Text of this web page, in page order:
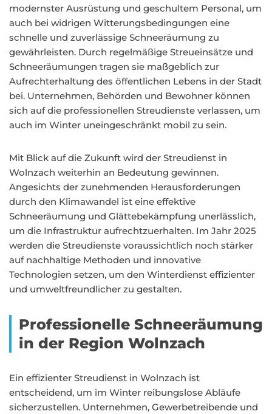
modernster Ausrüstung und geschultem Personal, um
auch bei widrigen Witterungsbedingungen eine
schnelle und zuverlässige Schneeräumung zu
gewährleisten. Durch regelmäßige Streueinsätze und
Schneeräumungen tragen sie maßgeblich zur
Aufrechterhaltung des öffentlichen Lebens in der Stadt
bei. Unternehmen, Behörden und Bewohner können
sich auf die professionellen Streudienste verlassen, um
auch im Winter uneingeschränkt mobil zu sein.
Mit Blick auf die Zukunft wird der Streudienst in
Wolnzach weiterhin an Bedeutung gewinnen.
Angesichts der zunehmenden Herausforderungen
durch den Klimawandel ist eine effektive
Schneeräumung und Glättebekämpfung unerlässlich,
um die Infrastruktur aufrechtzuerhalten. Im Jahr 2025
werden die Streudienste voraussichtlich noch stärker
auf nachhaltige Methoden und innovative
Technologien setzen, um den Winterdienst effizienter
und umweltfreundlicher zu gestalten.
Professionelle Schneeräumung
in der Region Wolnzach
Ein effizienter Streudienst in Wolnzach ist
entscheidend, um im Winter reibungslose Abläufe
sicherzustellen. Unternehmen, Gewerbetreibende und